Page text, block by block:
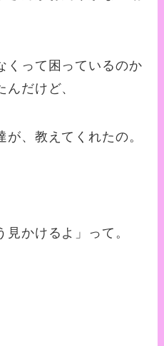
くって困っているのか
だけど、
、教えてくれたの。
見かけるよ」って。